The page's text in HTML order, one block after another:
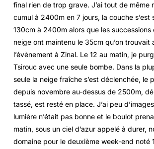
final rien de trop grave. J’ai tout de même
cumul à 2400m en 7 jours, la couche s’est
130cm à 2400m alors que les successions
neige ont maintenu le 35cm qu’on trouvait
l’évènement à Zinal. Le 12 au matin, je
Tsirouc avec une seule bombe. Dans la
seule la neige fraîche s’est déclenchée, le
depuis novembre au-dessus de 2500m,
tassé, est resté en place. J’ai peu
lumière n’était pas bonne et le boulot
matin, sous un ciel d’azur appelé à durer,
domaine pour le deuxième week-end noté